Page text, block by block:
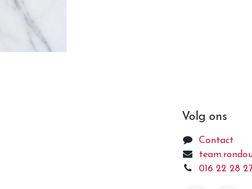
Volg ons
Contact
016 22 28